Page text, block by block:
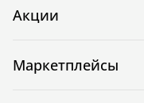
Акции
Маркетплейсы